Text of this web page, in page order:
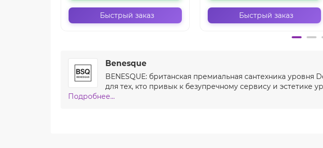
Быстрый заказ Быстрый заказ
Benesque
BENESQUE: британская премиальная сантехника уровня
для тех, кто привык к безупречному сервису и эстетике
Подробнее...